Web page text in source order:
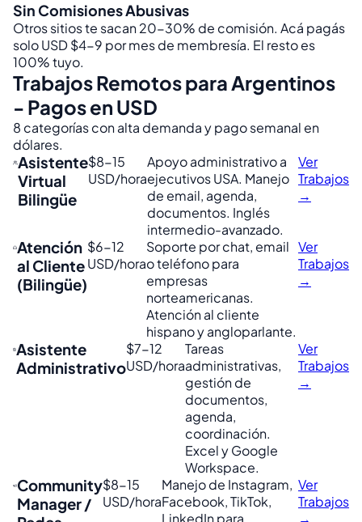
Sin Comisiones Abusivas
Otros sitios te sacan 20-30% de comisión. Acá pagás
solo USD $4-9 por mes de membresía. El resto es
100% tuyo.
Trabajos Remotos para Argentinos
- Pagos en USD
8 categorías con alta demanda y pago semanal en
dólares.
Asistente
Virtual
Bilingüe
$8-15
USD/hora
Apoyo administrativo a
ejecutivos USA. Manejo
de email, agenda,
documentos. Inglés
intermedio-avanzado.
Ver
Trabajos
→
Atención
al Cliente
(Bilingüe)
$6-12
USD/hora
Soporte por chat, email
o teléfono para
empresas
norteamericanas.
Atención al cliente
hispano y angloparlante.
Ver
Trabajos
→
Asistente
Administrativo
$7-12
USD/hora
Tareas
administrativas,
gestión de
documentos,
agenda,
coordinación.
Excel y Google
Workspace.
Ver
Trabajos
→
Community
Manager /
$8-15
USD/hora
Manejo de Instagram,
Facebook, TikTok,
LinkedIn para
Ver
Trabajos
→